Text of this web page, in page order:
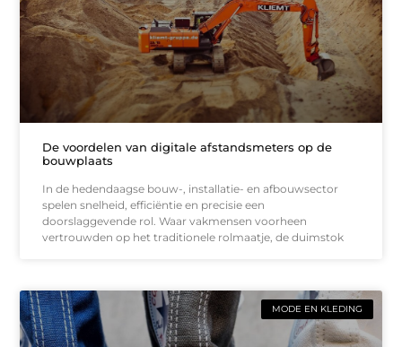
De voordelen van digitale afstandsmeters op de
bouwplaats
In de hedendaagse bouw-, installatie- en afbouwsector
spelen snelheid, efficiëntie en precisie een
doorslaggevende rol. Waar vakmensen voorheen
vertrouwden op het traditionele rolmaatje, de duimstok
MODE EN KLEDING